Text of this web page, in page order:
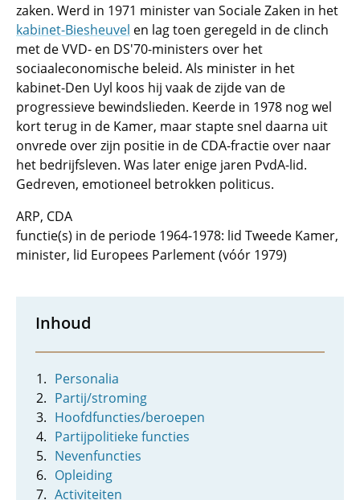
zaken. Werd in 1971 minister van Sociale Zaken in het
kabinet-Biesheuvel en lag toen geregeld in de clinch
met de VVD- en DS'70-ministers over het
sociaaleconomische beleid. Als minister in het
kabinet-Den Uyl koos hij vaak de zijde van de
progressieve bewindslieden. Keerde in 1978 nog wel
kort terug in de Kamer, maar stapte snel daarna uit
onvrede over zijn positie in de CDA-fractie over naar
het bedrijfsleven. Was later enige jaren PvdA-lid.
Gedreven, emotioneel betrokken politicus.
ARP, CDA
functie(s) in de periode 1964-1978: lid Tweede Kamer,
minister, lid Europees Parlement (vóór 1979)
Inhoud
Personalia
Partij/stroming
Hoofdfuncties/beroepen
Partijpolitieke functies
Nevenfuncties
Opleiding
Activiteiten